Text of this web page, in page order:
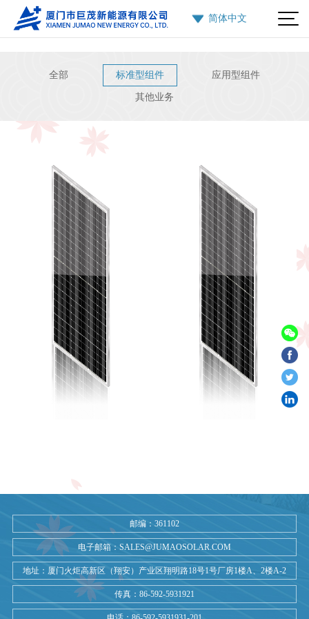
全部 标准型组件 应用型组件
其他业务
标准型-166
邮编：361102
电子邮箱：SALES@JUMAOSOLAR.COM
地址：厦门火炬高新区（翔安）产业区翔明路18号1号厂房1楼A、2楼A-2
传真：86-592-5931921